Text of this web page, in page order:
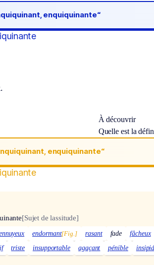
enquiquinante“
À découvrir
Quelle est la
enquiquinante“
[Sujet de lassitude]
endormant[Fig.] rasant fade fâcheux
triste insupportable agaçant pénible